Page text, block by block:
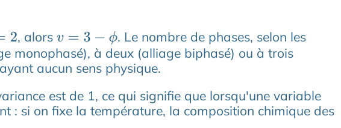
, alors v=3−ϕ
. Le nombre de phases, selon les
monophasé), à deux (alliage biphasé) ou à trois
aucun sens physique.
est de 1, ce qui signifie que lorsqu'une variable
: si on fixe la température, la composition chimique des